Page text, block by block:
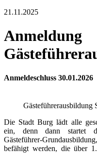
21.11.2025
Anmeldung
Anmeldeschluss 30.01.2026
Gästeführerausbildung
Die Stadt Burg lädt alle
ein, denn dann startet
Gästeführer-
befähigt werden, die über